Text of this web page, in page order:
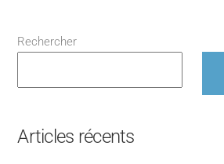
Rechercher
Articles récents